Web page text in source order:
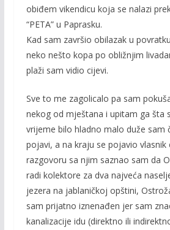
obiđem vikendicu koja se nalazi
“PETA” u Paprasku.
Kad sam završio obilazak u
neko nešto kopa po obližnjim
plaži sam vidio cijevi.
Sve to me zagolicalo pa sam
nekog od mještana i upitam ga šta
vrijeme bilo hladno malo duže sam
pojavi, a na kraju se pojavio vlasnik
razgovoru sa njim saznao sam da
radi kolektore za dva najveća
jezera na jablaničkoj opštini,
sam prijatno iznenađen jer sam
kanalizacije idu (direktno ili